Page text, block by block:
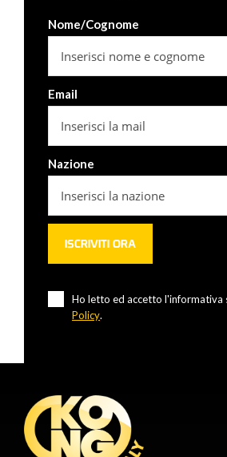
Nome/Cognome
Email
Nazione
Ho letto ed accetto l'informativa
Policy.